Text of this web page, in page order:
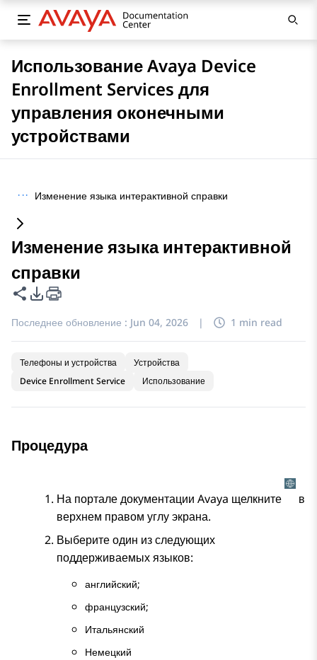
Использование Avaya Device
Enrollment Services для
управления оконечными
устройствами
··· Изменение языка интерактивной справки
Изменение языка интерактивной
справки
Поделиться этой страницей
Параметры экспорта PDF
Последнее обновление : Jun 04, 2026 | 1 min read
Телефоны и устройства
Устройства
Device Enrollment Service
Использование
Процедура
На портале документации Avaya щелкните
в
верхнем правом углу экрана.
Выберите один из следующих
поддерживаемых языков:
английский;
французский;
Итальянский
Немецкий